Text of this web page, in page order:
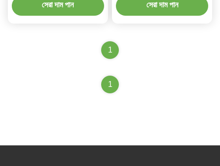
সেরা দাম পান
সুরক্ষিত জল পি
সেরা দাম পান
1
1